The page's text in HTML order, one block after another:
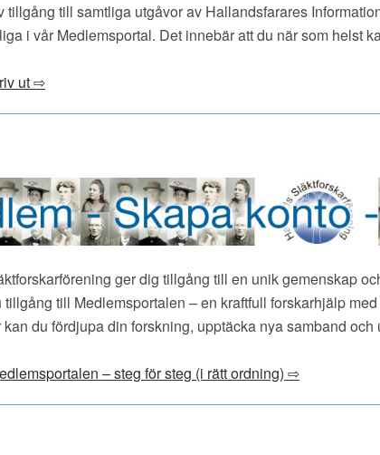
till samtliga utgåvor av Hallandsfarares
i vår Medlemsportal. Det innebär att du när som helst
ut ⇨
ger dig tillgång till en unik gemenskap
till Medlemsportalen – en kraftfull forskarhjälp
du fördjupa din forskning, upptäcka nya samband
– steg för steg (i rätt ordning) ⇨